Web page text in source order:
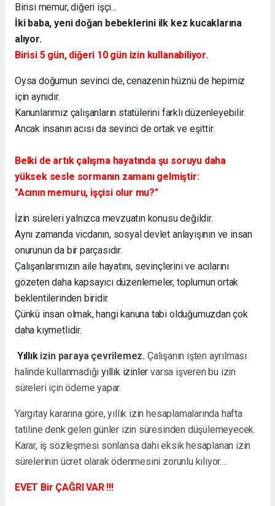
Birisi memur, diğeri işçi...
İki baba, yeni doğan bebeklerini ilk kez kucaklarına
alıyor.
Birisi 5 gün, diğeri 10 gün izin kullanabiliyor.
Oysa doğumun sevinci de, cenazenin hüznü de hepimiz
için aynıdır.
Kanunlarımız çalışanların statülerini farklı düzenleyebilir.
Ancak insanın acısı da sevinci de ortak ve eşittir.
Belki de artık çalışma hayatında şu soruyu daha
yüksek sesle sormanın zamanı gelmiştir:
"Acının memuru, işçisi olur mu?"
İzin süreleri yalnızca mevzuatın konusu değildir.
Aynı zamanda vicdanın, sosyal devlet anlayışının ve insan
onurunun da bir parçasıdır.
Çalışanlarımızın aile hayatını, sevinçlerini ve acılarını
gözeten daha kapsayıcı düzenlemeler, toplumun ortak
beklentilerinden biridir.
Çünkü insan olmak, hangi kanuna tabi olduğumuzdan çok
daha kıymetlidir.
Yıllıkizin paraya çevrilemez. Çalışanın işten ayrılması
halinde kullanmadığı yıllık izinler varsa işveren bu izin
süreleri için ödeme yapar.
Yargıtay kararına göre, yıllık izin hesaplamalarında hafta
tatiline denk gelen günler izin süresinden düşülemeyecek.
Karar, iş sözleşmesi sonlansa dahi eksik hesaplanan izin
sürelerinin ücret olarak ödenmesini zorunlu kılıyor....
EVET Bir ÇAĞRI VAR !!!